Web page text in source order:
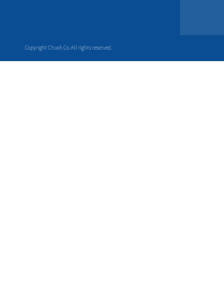
Copyright Chuoh Co. All rights reserved.